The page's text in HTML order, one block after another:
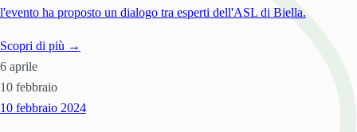
l'evento ha proposto un dialogo tra esperti dell'ASL di Biella.
Scopri di più →
6 aprile
10 febbraio
10 febbraio 2024